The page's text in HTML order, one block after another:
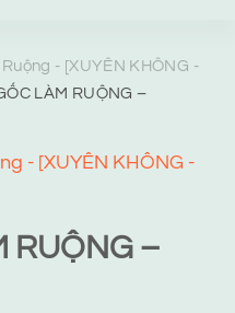
- [XUYÊN KHÔNG -
LÀM RUỘNG –
- [XUYÊN KHÔNG -
RUỘNG –